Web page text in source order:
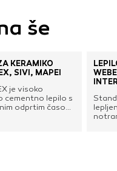
še
KERAMIKO
SIVI, MAPEI
je visoko
cementno lepilo s
odprtim časom